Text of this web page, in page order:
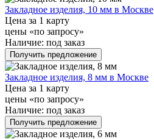
Закладное изделия, 10 мм в Москве
Цена за 1 карту
цены «по запросу»
Наличие: под заказ
Получить предложение
Закладное изделия, 8 мм в Москве
Цена за 1 карту
цены «по запросу»
Наличие: под заказ
Получить предложение